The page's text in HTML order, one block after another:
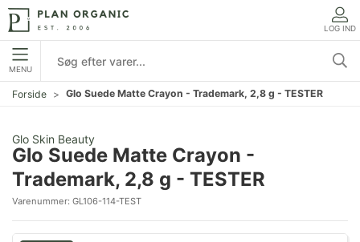
LOG IND
MENU
Forside Glo Suede Matte Crayon - Trademark, 2,8 g - TESTER
Glo Skin Beauty
Glo Suede Matte Crayon -
Trademark, 2,8 g - TESTER
Varenummer: GL106-114-TEST